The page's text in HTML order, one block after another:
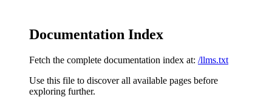
Documentation Index
Fetch the complete documentation index at: /llms.txt
Use this file to discover all available pages before
exploring further.